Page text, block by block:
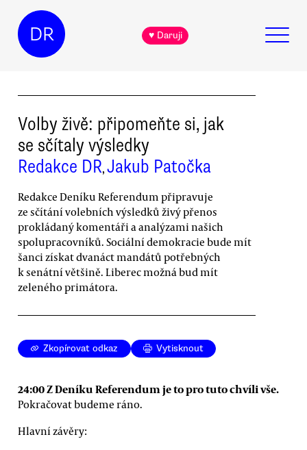
DR ♥ Daruji
Volby živě: připomeňte si, jak
se sčítaly výsledky
Redakce DR,Jakub Patočka
Redakce Deníku Referendum připravuje
ze sčítání volebních výsledků živý přenos
prokládaný komentáři a analýzami našich
spolupracovníků. Sociální demokracie bude mít
šanci získat dvanáct mandátů potřebných
k senátní většině. Liberec možná bud mít
zeleného primátora.
Zkopírovat odkaz Vytisknout
24:00 Z Deníku Referendum je to pro tuto chvíli vše.
Pokračovat budeme ráno.
Hlavní závěry: